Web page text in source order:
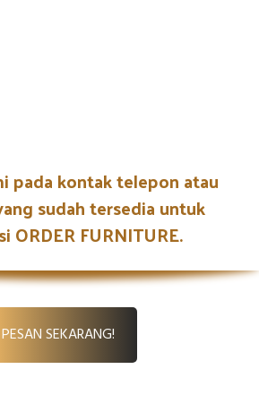
pada kontak telepon atau
sudah tersedia untuk
ORDER FURNITURE.
PESAN SEKARANG!